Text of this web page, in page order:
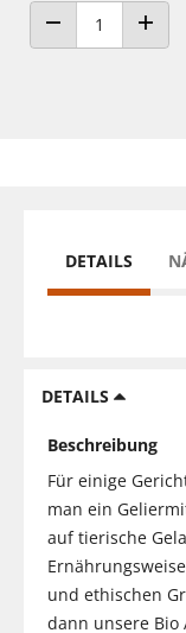
ANZAHL VERRINGERN
DETAILS
DETAILS
Beschreibung
Für einige
man ein
auf tierische
und ethischen
dann unsere Bio